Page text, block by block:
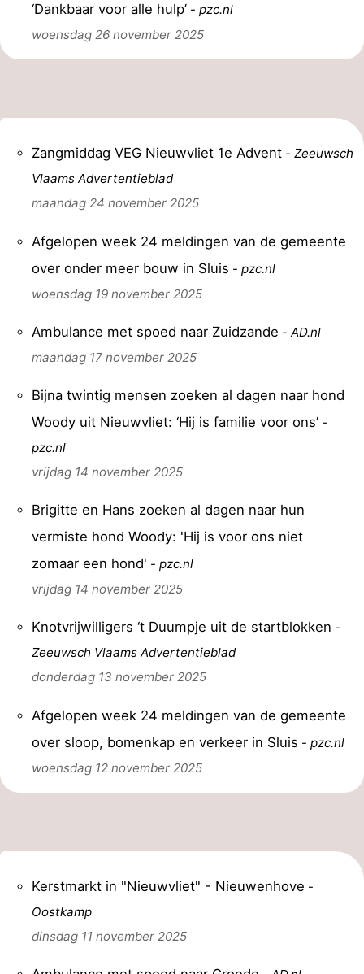
‘Dankbaar voor alle hulp’ -pzc.nl
woensdag 26 november 2025
Zangmiddag VEG Nieuwvliet 1e Advent -Zeeuwsch
Vlaams Advertentieblad
maandag 24 november 2025
Afgelopen week 24 meldingen van de gemeente
over onder meer bouw in Sluis -pzc.nl
woensdag 19 november 2025
Ambulance met spoed naar Zuidzande -AD.nl
maandag 17 november 2025
Bijna twintig mensen zoeken al dagen naar hond
Woody uit Nieuwvliet: ‘Hij is familie voor ons’ -
pzc.nl
vrijdag 14 november 2025
Brigitte en Hans zoeken al dagen naar hun
vermiste hond Woody: 'Hij is voor ons niet
zomaar een hond' -pzc.nl
vrijdag 14 november 2025
Knotvrijwilligers ‘t Duumpje uit de startblokken -
Zeeuwsch Vlaams Advertentieblad
donderdag 13 november 2025
Afgelopen week 24 meldingen van de gemeente
over sloop, bomenkap en verkeer in Sluis -pzc.nl
woensdag 12 november 2025
Kerstmarkt in "Nieuwvliet" - Nieuwenhove -
Oostkamp
dinsdag 11 november 2025